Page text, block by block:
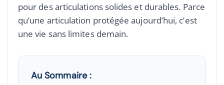
pour des articulations solides et durables. Parce
qu’une articulation protégée aujourd’hui, c’est
une vie sans limites demain.
Au Sommaire :